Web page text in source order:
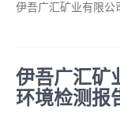
伊吾广汇矿业有限公
伊吾广汇矿
环境检测报